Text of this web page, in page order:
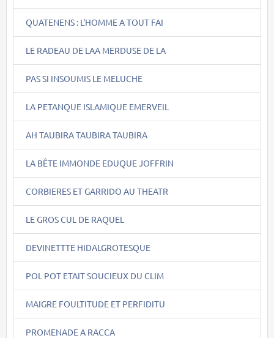
QUATENENS : L'HOMME A TOUT FAI
LE RADEAU DE LAA MERDUSE DE LA
PAS SI INSOUMIS LE MELUCHE
LA PETANQUE ISLAMIQUE EMERVEIL
AH TAUBIRA TAUBIRA TAUBIRA
LA BÊTE IMMONDE EDUQUE JOFFRIN
CORBIERES ET GARRIDO AU THEATR
LE GROS CUL DE RAQUEL
DEVINETTTE HIDALGROTESQUE
POL POT ETAIT SOUCIEUX DU CLIM
MAIGRE FOULTITUDE ET PERFIDITU
PROMENADE A RACCA